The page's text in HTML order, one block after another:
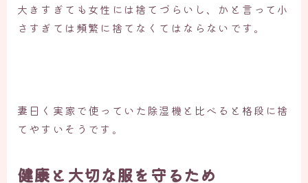
大きすぎても女性には捨てづらいし、かと言って小
さすぎては頻繁に捨てなくてはならないです。
妻曰く実家で使っていた除湿機と比べると格段に捨
てやすいそうです。
健康と大切な服を守るため